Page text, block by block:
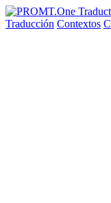
Traducción Contextos